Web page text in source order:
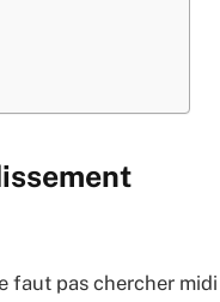
faut pas chercher midi